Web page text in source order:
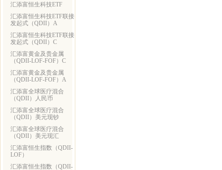
汇添富恒生科技ETF
汇添富恒生科技ETF联接
发起式（QDII）A
汇添富恒生科技ETF联接
发起式（QDII）C
汇添富黄金及贵金属
（QDII-LOF-FOF）C
汇添富黄金及贵金属
（QDII-LOF-FOF）A
汇添富全球医疗混合
（QDII）人民币
汇添富全球医疗混合
（QDII）美元现钞
汇添富全球医疗混合
（QDII）美元现汇
汇添富恒生指数（QDII-
LOF）
汇添富恒生指数（QDII-